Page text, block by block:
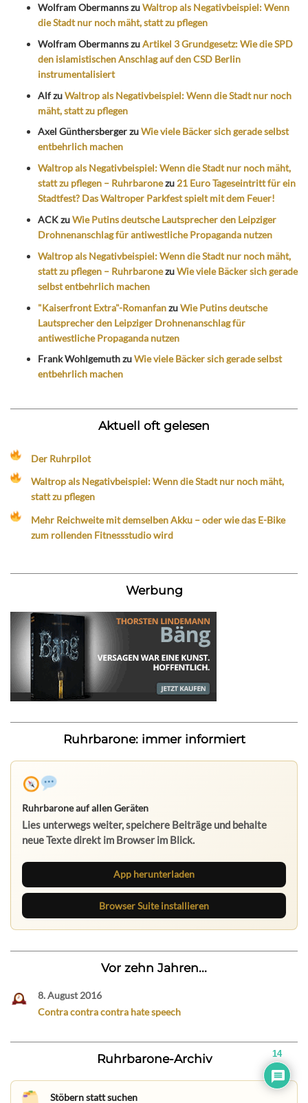
Wolfram ObermannszuWaltrop als Negativbeispiel: Wenn
die Stadt nur noch mäht, statt zu pflegen
Wolfram ObermannszuArtikel 3 Grundgesetz: Wie die SPD
den islamistischen Anschlag auf den CSD Berlin
instrumentalisiert
AlfzuWaltrop als Negativbeispiel: Wenn die Stadt nur noch
mäht, statt zu pflegen
Axel GünthersbergerzuWie viele Bäcker sich gerade selbst
entbehrlich machen
Waltrop als Negativbeispiel: Wenn die Stadt nur noch mäht,
statt zu pflegen – Ruhrbaronezu 21 Euro Tageseintritt für ein
Stadtfest? Das Waltroper Parkfest spielt mit dem Feuer!
ACKzuWie Putins deutsche Lautsprecher den Leipziger
Drohnenanschlag für antiwestliche Propaganda nutzen
Waltrop als Negativbeispiel: Wenn die Stadt nur noch mäht,
statt zu pflegen – RuhrbaronezuWie viele Bäcker sich gerade
selbst entbehrlich machen
"Kaiserfront Extra"-RomanfanzuWie Putins deutsche
Lautsprecher den Leipziger Drohnenanschlag für
antiwestliche Propaganda nutzen
Frank WohlgemuthzuWie viele Bäcker sich gerade selbst
entbehrlich machen
Aktuell oft gelesen
Der Ruhrpilot
Waltrop als Negativbeispiel: Wenn die Stadt nur noch mäht,
statt zu pflegen
Mehr Reichweite mit demselben Akku – oder wie das E-Bike
zum rollenden Fitnessstudio wird
Werbung
Ruhrbarone: immer informiert
Ruhrbarone auf allen Geräten
Lies unterwegs weiter, speichere Beiträge und behalte
neue Texte direkt im Browser im Blick.
App herunterladen
Browser Suite installieren
Vor zehn Jahren...
8. August 2016
Contra contra contra hate speech
Ruhrbarone-Archiv
Stöbern statt suchen
14